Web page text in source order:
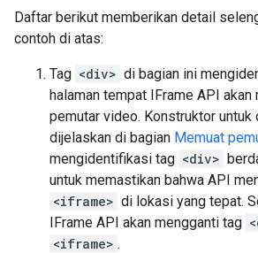
Daftar berikut memberikan detail
contoh di atas:
Tag <div> di bagian ini
halaman tempat IFrame API akan
pemutar video. Konstruktor untuk
dijelaskan di bagian Memuat
mengidentifikasi tag <div>
untuk memastikan bahwa API
<iframe> di lokasi yang tepat.
IFrame API akan mengganti tag
<iframe> .